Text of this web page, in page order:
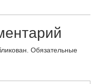
Обязательные